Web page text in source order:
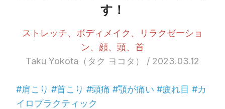
す！
ストレッチ、ボディメイク、リラクゼーショ
ン、顔、頭、首
Taku Yokota（タク ヨコタ） / 2023.03.12
#肩こり #首こり #頭痛 #顎が痛い #疲れ目 #カ
イロプラクティック